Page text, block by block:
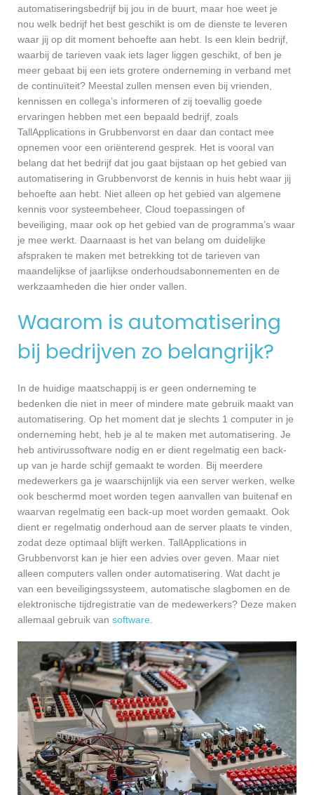
automatiseringsbedrijf bij jou in de buurt, maar hoe weet je
nou welk bedrijf het best geschikt is om de dienste te leveren
waar jij op dit moment behoefte aan hebt. Is een klein bedrijf,
waarbij de tarieven vaak iets lager liggen geschikt, of ben je
meer gebaat bij een iets grotere onderneming in verband met
de continuïteit? Meestal zullen mensen even bij vrienden,
kennissen en collega’s informeren of zij toevallig goede
ervaringen hebben met een bepaald bedrijf, zoals
TallApplications in Grubbenvorst en daar dan contact mee
opnemen voor een oriënterend gesprek. Het is vooral van
belang dat het bedrijf dat jou gaat bijstaan op het gebied van
automatisering in Grubbenvorst de kennis in huis hebt waar jij
behoefte aan hebt. Niet alleen op het gebied van algemene
kennis voor systeembeheer, Cloud toepassingen of
beveiliging, maar ook op het gebied van de programma’s waar
je mee werkt. Daarnaast is het van belang om duidelijke
afspraken te maken met betrekking tot de tarieven van
maandelijkse of jaarlijkse onderhoudsabonnementen en de
werkzaamheden die hier onder vallen.
Waarom is automatisering
bij bedrijven zo belangrijk?
In de huidige maatschappij is er geen onderneming te
bedenken die niet in meer of mindere mate gebruik maakt van
automatisering. Op het moment dat je slechts 1 computer in je
onderneming hebt, heb je al te maken met automatisering. Je
heb antivirussoftware nodig en er dient regelmatig een back-
up van je harde schijf gemaakt te worden. Bij meerdere
medewerkers ga je waarschijnlijk via een server werken, welke
ook beschermd moet worden tegen aanvallen van buitenaf en
waarvan regelmatig een back-up moet worden gemaakt. Ook
dient er regelmatig onderhoud aan de server plaats te vinden,
zodat deze optimaal blijft werken. TallApplications in
Grubbenvorst kan je hier een advies over geven. Maar niet
alleen computers vallen onder automatisering. Wat dacht je
van een beveiligingssysteem, automatische slagbomen en de
elektronische tijdregistratie van de medewerkers? Deze maken
allemaal gebruik van software